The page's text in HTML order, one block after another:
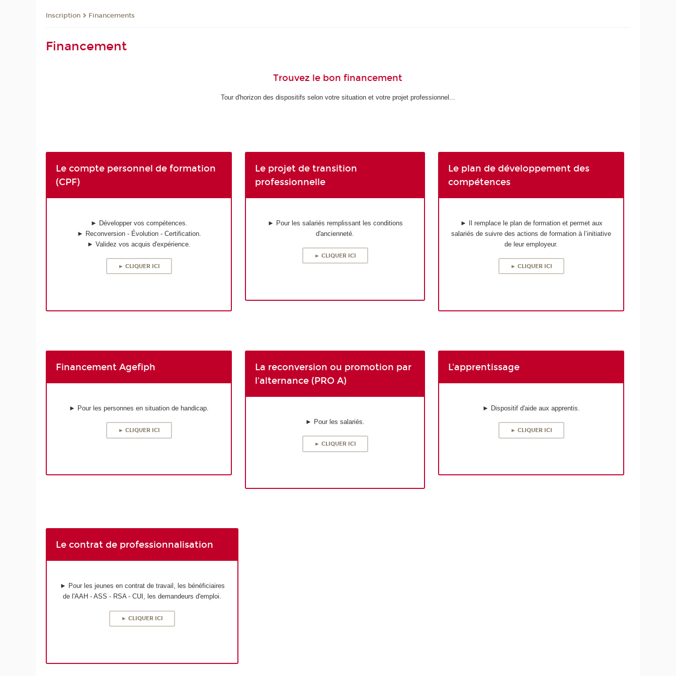
Inscription Financements
Financement
Trouvez le bon financement
Tour d'horizon des dispositifs selon votre situation et votre projet professionnel...
Le compte personnel de formation
(CPF)
► Développer vos compétences.
► Reconversion - Évolution - Certification.
► Validez vos acquis d'expérience.
► CLIQUER ICI
Le projet de transition
professionnelle
► Pour les salariés remplissant les conditions
d'ancienneté.
► CLIQUER ICI
Le plan de développement des
compétences
► Il remplace le plan de formation et permet aux
salariés de suivre des actions de formation à l’initiative
de leur employeur.
► CLIQUER ICI
Financement Agefiph
► Pour les personnes en situation de handicap.
► CLIQUER ICI
La reconversion ou promotion par
l'alternance (PRO A)
► Pour les salariés.
► CLIQUER ICI
L'apprentissage
► Dispositif d'aide aux apprentis.
► CLIQUER ICI
Le contrat de professionnalisation
► Pour les jeunes en contrat de travail, les bénéficiaires
de l'AAH - ASS - RSA - CUI, les demandeurs d'emploi.
► CLIQUER ICI